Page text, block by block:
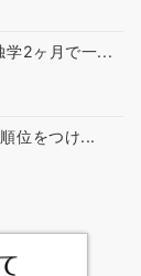
学2ヶ月で一...
位をつけ...